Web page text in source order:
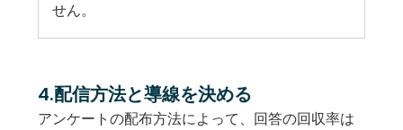
せん。
4.配信方法と導線を決める
アンケートの配布方法によって、回答の回収率は